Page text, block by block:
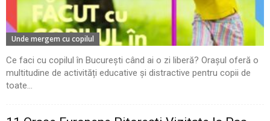
Unde mergem cu copilul
Ce faci cu copilul în București când ai o zi liberă? Orașul oferă o
multitudine de activități educative și distractive pentru copii de
toate...